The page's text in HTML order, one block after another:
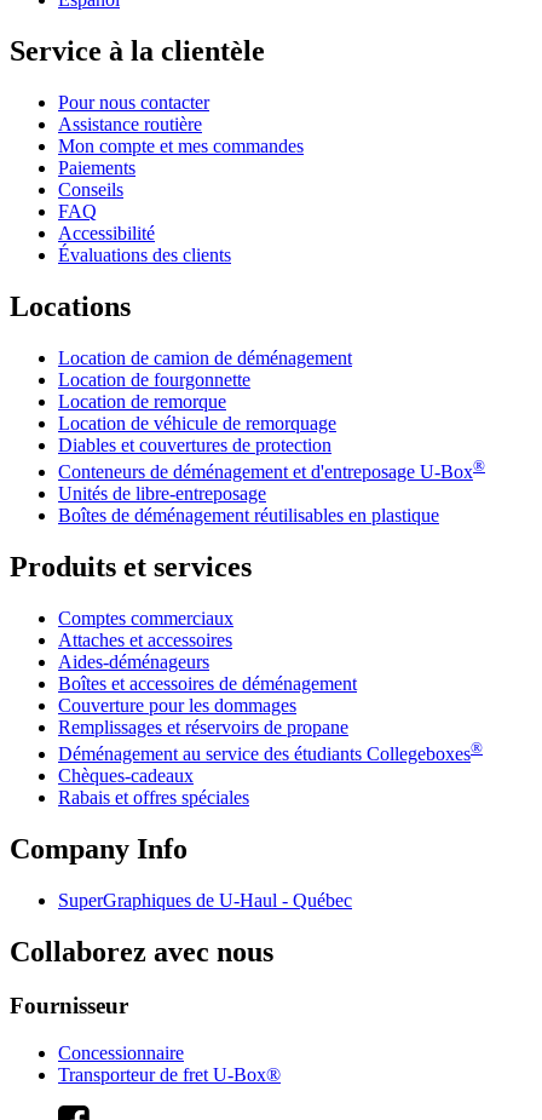
Service à la clientèle
Pour nous contacter
Assistance routière
Mon compte et mes commandes
Paiements
Conseils
FAQ
Accessibilité
Évaluations des clients
Locations
Location de camion de déménagement
Location de fourgonnette
Location de remorque
Location de véhicule de remorquage
Diables et couvertures de protection
Conteneurs de déménagement et d'entreposage U-Box®
Unités de libre-entreposage
Boîtes de déménagement réutilisables en plastique
Produits et services
Comptes commerciaux
Attaches et accessoires
Aides-déménageurs
Boîtes et accessoires de déménagement
Couverture pour les dommages
Remplissages et réservoirs de propane
Déménagement au service des étudiants Collegeboxes®
Chèques-cadeaux
Rabais et offres spéciales
Company Info
SuperGraphiques de U-Haul - Québec
Collaborez avec nous
Fournisseur
Concessionnaire
Transporteur de fret U-Box®